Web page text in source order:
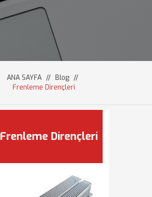
ANA SAYFA // Blog //
Frenleme Dirençleri
Frenleme Dirençleri